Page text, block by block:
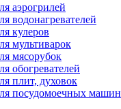
аэрогрилей
водонагревателей
кулеров
мультиварок
мясорубок
обогревателей
плит, духовок
посудомоечных машин